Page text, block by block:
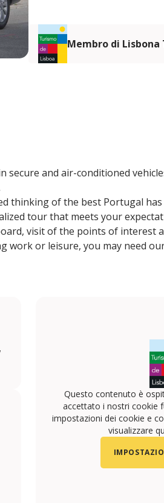
Membro di Lisbona
and air-conditioned
thinking of the best Portugal
tour that meets your
visit of the points of interest
work or leisure, you may need
Questo contenuto è
accettato i nostri cookie
impostazioni dei cookie e
visualizzare